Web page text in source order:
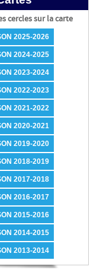
cercles sur la carte
2025-2026
2024-2025
2023-2024
2022-2023
2021-2022
2020-2021
2019-2020
2018-2019
2017-2018
2016-2017
2015-2016
2014-2015
2013-2014